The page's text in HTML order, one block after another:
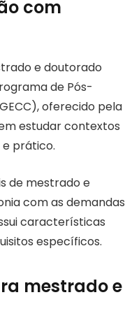
com
e doutorado
de Pós-
oferecido pela
estudar contextos
prático.
de mestrado e
com as demandas
características
específicos.
mestrado e